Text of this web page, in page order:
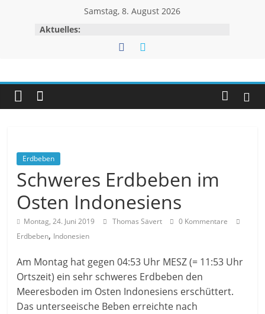
Samstag, 8. August 2026
Aktuelles:
Unwetteragentur
powered
Erdbeben
Schweres Erdbeben im
Osten Indonesiens
Montag, 24. Juni 2019 Thomas Sävert
0 Kommentare
Erdbeben, Indonesien
Am Montag hat gegen 04:53 Uhr MESZ (= 11:53 Uhr
Ortszeit) ein sehr schweres Erdbeben den
Meeresboden im Osten Indonesiens erschüttert.
Das unterseeische Beben erreichte nach